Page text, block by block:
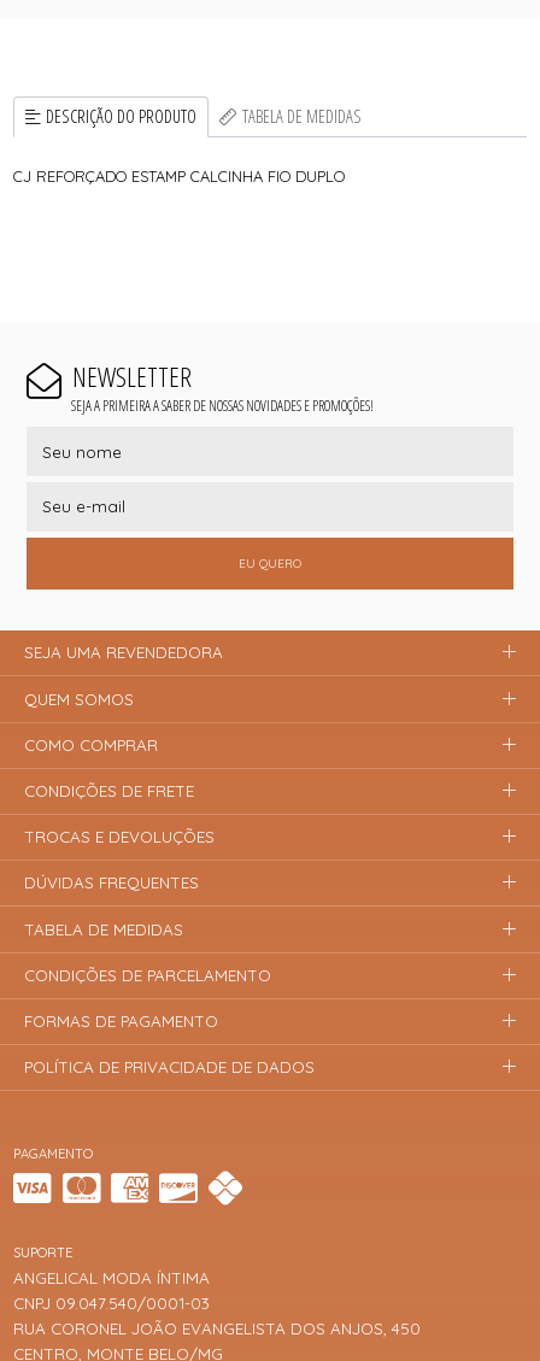
DESCRIÇÃO DO PRODUTO TABELA DE MEDIDAS
CJ REFORÇADO ESTAMP CALCINHA FIO DUPLO
NEWSLETTER
SEJA A PRIMEIRA A SABER DE NOSSAS NOVIDADES E PROMOÇÕES!
EU QUERO
PAGAMENTO
SUPORTE
ANGELICAL MODA ÍNTIMA
CNPJ 09.047.540/0001-03
RUA CORONEL JOÃO EVANGELISTA DOS ANJOS, 450
CENTRO, MONTE BELO/MG
SEJA UMA REVENDEDORA
QUEM SOMOS
COMO COMPRAR
CONDIÇÕES DE FRETE
TROCAS E DEVOLUÇÕES
DÚVIDAS FREQUENTES
TABELA DE MEDIDAS
CONDIÇÕES DE PARCELAMENTO
FORMAS DE PAGAMENTO
POLÍTICA DE PRIVACIDADE DE DADOS